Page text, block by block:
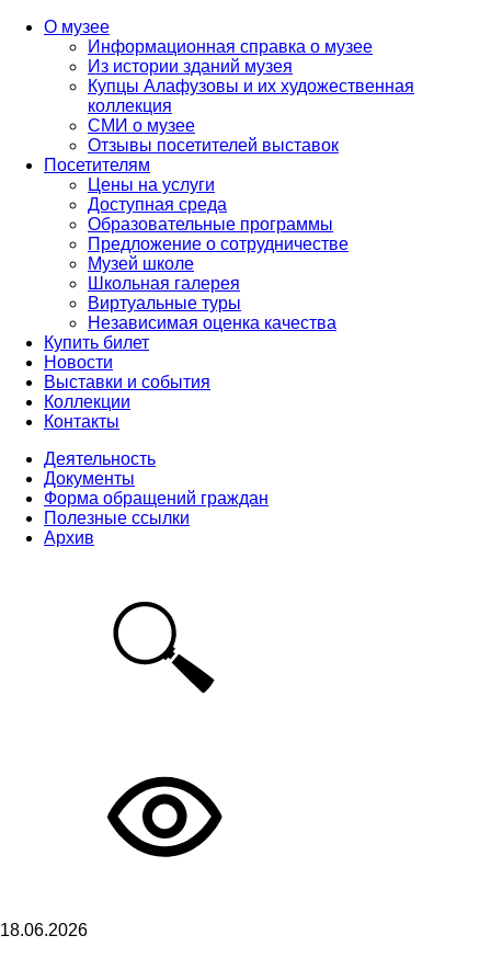
О музее
Информационная справка о музее
Из истории зданий музея
Купцы Алафузовы и их художественная
коллекция
СМИ о музее
Отзывы посетителей выставок
Посетителям
Цены на услуги
Доступная среда
Образовательные программы
Предложение о сотрудничестве
Музей школе
Школьная галерея
Виртуальные туры
Независимая оценка качества
Купить билет
Новости
Выставки и события
Коллекции
Контакты
Деятельность
Документы
Форма обращений граждан
Полезные ссылки
Архив
18.06.2026